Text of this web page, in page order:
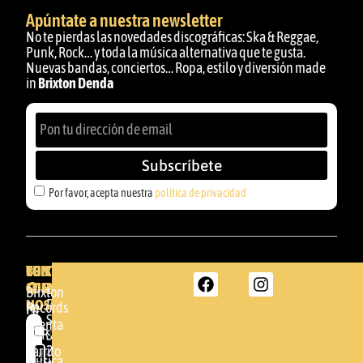
Apúntate a nuestra newsletter
No te pierdas las novedades discográficas: Ska & Reggae,
Punk, Rock… y toda la música alternativa que te gusta.
Nuevas bandas, conciertos… Ropa, estilo y diversión made
in Brixton Denda
Por favor, acepta nuestra política de privacidad
Subscríbete
BRIXTON
DENDA -
SHOP
Somera
24
BRIXTON
Brixton
Records
GBR
TU
CUENTA
Mi
cuenta
Carrito
CONTACTA
CON
NOSOTROS
Por
favor,